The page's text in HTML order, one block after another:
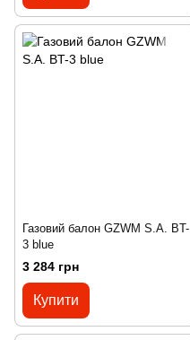
Газовий балон GZWM S.A. BT-
3 blue
3 284 грн
Купити